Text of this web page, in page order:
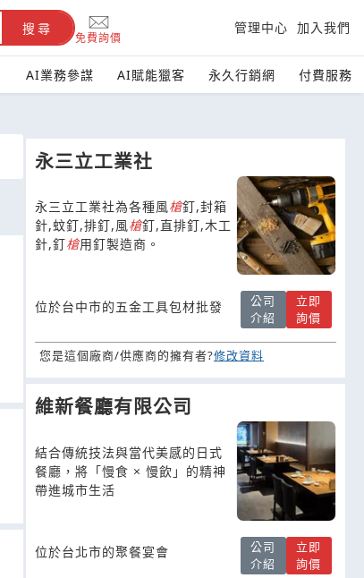
搜尋
免費詢價
管理中心 加入我們
AI業務參謀 AI賦能獵客 永久行銷網 付費服務
永三立工業社
永三立工業社為各種風槍釘,封箱
針,蚊釘,排釘,風槍釘,直排釘,木工
針,釘槍用釘製造商。
位於台中市的五金工具包材批發
公司
介紹
立即
詢價
您是這個廠商/供應商的擁有者?修改資料
維新餐廳有限公司
結合傳統技法與當代美感的日式
餐廳，將「慢食 × 慢飲」的精神
帶進城市生活
位於台北市的聚餐宴會
公司
介紹
立即
詢價